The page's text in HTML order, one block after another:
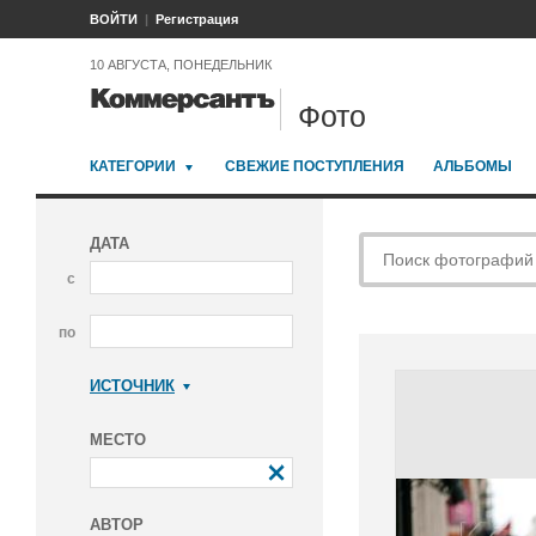
ВОЙТИ Регистрация
10 АВГУСТА, ПОНЕДЕЛЬНИК
Фото
КАТЕГОРИИ СВЕЖИЕ ПОСТУПЛЕНИЯ АЛЬБОМЫ
ДАТА
с
по
ИСТОЧНИК
МЕСТО
АВТОР